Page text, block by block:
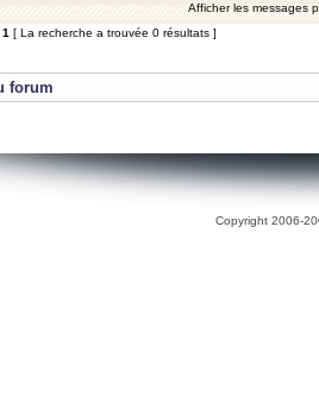
Afficher les messages
1 [ La recherche a trouvée 0 résultats ]
forum
Copyright 2006-